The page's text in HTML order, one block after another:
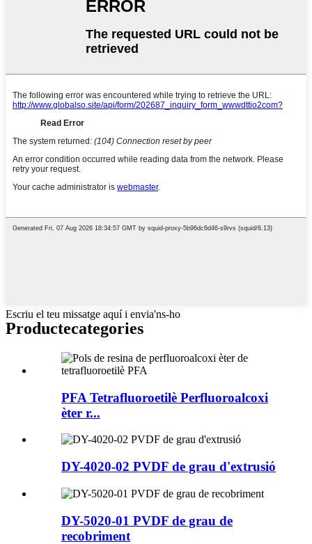
Escriu el teu missatge aquí i envia'ns-ho
Productecategories
PFA Tetrafluoroetilè Perfluoroalcoxi
èter r...
DY-4020-02 PVDF de grau d'extrusió
DY-5020-01 PVDF de grau de
recobriment